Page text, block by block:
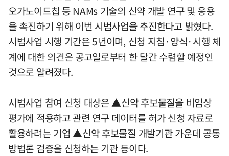
오가노이드칩 등 NAMs 기술의 신약 개발 연구 및 응용
을 촉진하기 위해 이번 시범사업을 추진한다고 밝혔다.
시범사업 시행 기간은 5년이며, 신청 지침·양식·시행 체
계에 대한 의견은 공고일로부터 한 달간 수렴할 예정인
것으로 알려졌다.
시범사업 참여 신청 대상은 ▲신약 후보물질을 비임상
평가에 적용하고 관련 연구 데이터를 허가 신청 자료로
활용하려는 기업 ▲신약 후보물질 개발기관 가운데 공동
방법론 검증을 신청하는 기관 등이다.